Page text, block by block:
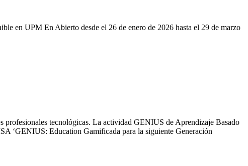
en UPM En Abierto desde el 26 de enero de 2026 hasta el 29 de marzo
profesionales tecnológicas. La actividad GENIUS de Aprendizaje Basado
‘GENIUS: Education Gamificada para la siguiente Generación